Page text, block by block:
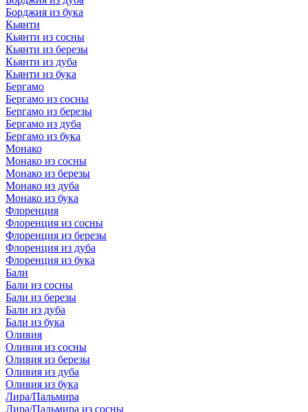
Борджия из бука
Кьянти
Кьянти из сосны
Кьянти из березы
Кьянти из дуба
Кьянти из бука
Бергамо
Бергамо из сосны
Бергамо из березы
Бергамо из дуба
Бергамо из бука
Монако
Монако из сосны
Монако из березы
Монако из дуба
Монако из бука
Флоренция
Флоренция из сосны
Флоренция из березы
Флоренция из дуба
Флоренция из бука
Бали
Бали из сосны
Бали из березы
Бали из дуба
Бали из бука
Оливия
Оливия из сосны
Оливия из березы
Оливия из дуба
Оливия из бука
Лира/Пальмира
Лира/Пальмира из сосны